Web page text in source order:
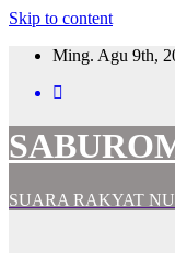
Skip to content
Ming. Agu 9th,
SUARA RAKYAT